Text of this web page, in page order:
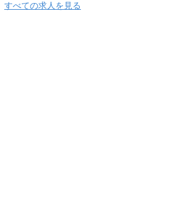
すべての求人を見る